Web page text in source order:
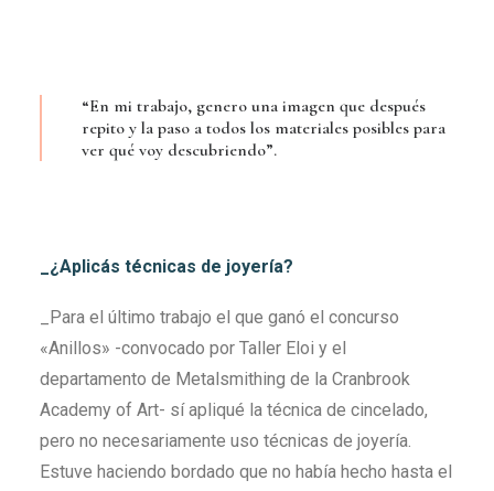
“En mi trabajo, genero una imagen que después
repito y la paso a todos los materiales posibles para
ver qué voy descubriendo”.
_¿Aplicás técnicas de joyería?
_Para el último trabajo el que ganó el concurso
«Anillos» -convocado por Taller Eloi y el
departamento de Metalsmithing de la Cranbrook
Academy of Art- sí apliqué la técnica de cincelado,
pero no necesariamente uso técnicas de joyería.
Estuve haciendo bordado que no había hecho hasta el